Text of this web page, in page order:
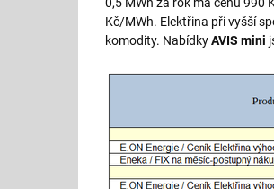
Kč/MWh. Elektřina při vyšší
komodity. NabídkyAVIS mini